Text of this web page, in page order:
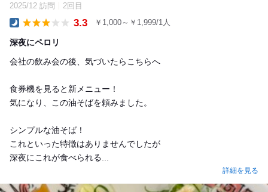
2025/12 訪問 2回目
3.3 ￥1,000～￥1,999/1人
深夜にペロリ
会社の飲み会の後、気づいたらこちらへ
食券機を見ると新メニュー！
気になり、この油そばを頼みました。
シンプルな油そば！
これといった特徴はありませんでしたが
深夜にこれが食べられる...
詳細を見る